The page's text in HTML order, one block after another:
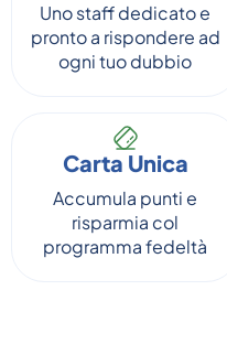
Uno staff dedicato e
pronto a rispondere ad
ogni tuo dubbio
Carta Unica
Accumula punti e
risparmia col
programma fedeltà